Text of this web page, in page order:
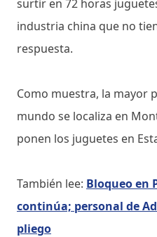
surtir en 72 horas
industria china que no
respuesta.
Como muestra, la mayor
mundo se localiza en
ponen los juguetes en
También lee: Bloqueo en
continúa; personal de
pliego